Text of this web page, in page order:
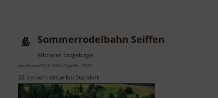
Sommerrodelbahn Seiffen
Mittleres Erzgebirge
aktuell vom 05.06.2026 / Zugriffe: 17513
32 km vom aktuellen Standort